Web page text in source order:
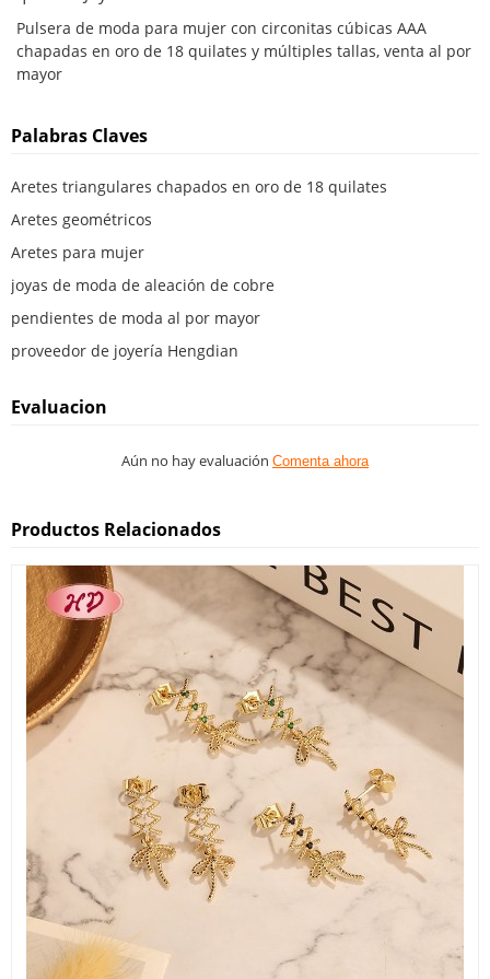
Pulsera de moda para mujer con circonitas cúbicas AAA
chapadas en oro de 18 quilates y múltiples tallas, venta al por
mayor
Palabras Claves
Aretes triangulares chapados en oro de 18 quilates
Aretes geométricos
Aretes para mujer
joyas de moda de aleación de cobre
pendientes de moda al por mayor
proveedor de joyería Hengdian
Evaluacion
Aún no hay evaluación Comenta ahora
Productos Relacionados